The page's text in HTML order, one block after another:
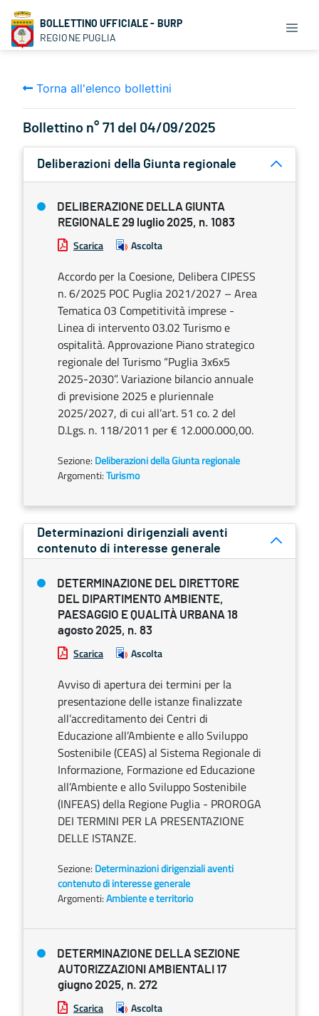
BOLLETTINO UFFICIALE - BURP
REGIONE PUGLIA
Torna all'elenco bollettini
Bollettino n° 71 del 04/09/2025
Deliberazioni della Giunta regionale
DELIBERAZIONE DELLA GIUNTA
REGIONALE 29 luglio 2025, n. 1083
Scarica Ascolta
Accordo per la Coesione, Delibera CIPESS
n. 6/2025 POC Puglia 2021/2027 – Area
Tematica 03 Competitività imprese -
Linea di intervento 03.02 Turismo e
ospitalità. Approvazione Piano strategico
regionale del Turismo “Puglia 3x6x5
2025-2030”. Variazione bilancio annuale
di previsione 2025 e pluriennale
2025/2027, di cui all’art. 51 co. 2 del
D.Lgs. n. 118/2011 per € 12.000.000,00.
Sezione: Deliberazioni della Giunta regionale
Argomenti:Turismo
Determinazioni dirigenziali aventi
contenuto di interesse generale
DETERMINAZIONE DEL DIRETTORE
DEL DIPARTIMENTO AMBIENTE,
PAESAGGIO E QUALITÀ URBANA 18
agosto 2025, n. 83
Scarica Ascolta
Avviso di apertura dei termini per la
presentazione delle istanze finalizzate
all’accreditamento dei Centri di
Educazione all’Ambiente e allo Sviluppo
Sostenibile (CEAS) al Sistema Regionale di
Informazione, Formazione ed Educazione
all’Ambiente e allo Sviluppo Sostenibile
(INFEAS) della Regione Puglia - PROROGA
DEI TERMINI PER LA PRESENTAZIONE
DELLE ISTANZE.
Sezione: Determinazioni dirigenziali aventi
contenuto di interesse generale
Argomenti:Ambiente e territorio
DETERMINAZIONE DELLA SEZIONE
AUTORIZZAZIONI AMBIENTALI 17
giugno 2025, n. 272
Scarica Ascolta